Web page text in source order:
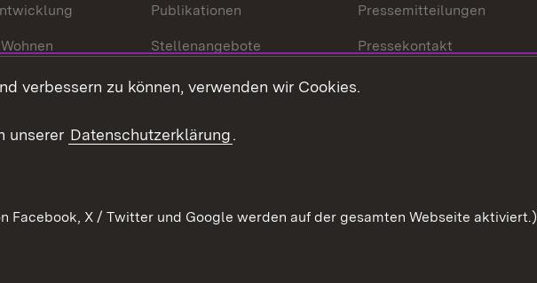
Publikationen
Stellenangebote
Kontakt
Pressemitteilungen
Pressekontakt
verbessern zu können, verwenden wir Cookies.
unserer Datenschutzerklärung.
Facebook, X / Twitter und Google werden auf der gesamten Webseite aktiviert.)